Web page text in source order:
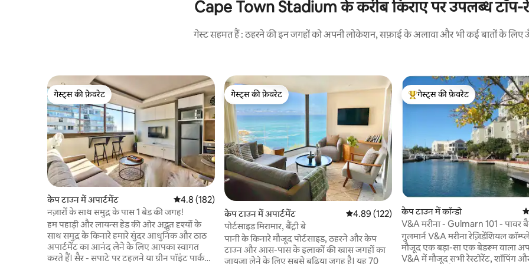
Cape Town Stadium के करीब किराए पर उपलब्ध टॉप-
गेस्ट सहमत हैं : ठहरने की इन जगहों को अपनी लोकेशन, सफ़ाई के अलावा और भी कई बातों के लिए
गेस्ट्स की फ़ेवरेट
गेस्ट्स की फ़ेवरेट
केप टाउन में अपार्टमेंट औसत रेटिंग 5 में से 4.8, 182 समीक्षाएँ
4.8 (182)
नज़ारों के साथ समुद्र के पास 1 बेड की जगह!
हम पहाड़ी और लायन्स हेड की ओर अद्भुत दृश्यों के
साथ समुद्र के किनारे हमारे सुंदर आधुनिक और ठाठ
अपार्टमेंट का आनंद लेने के लिए आपका स्वागत
करते हैं। सैर - सपाटे पर टहलने या ग्रीन पॉइंट पार्क
गेस्ट्स की फ़ेवरेट
गेस्ट्स की फ़ेवरेट
केप टाउन में अपार्टमेंट औसत रेटिंग 5 में से 4.89, 122 समीक्षाएँ
4.89 (122)
पोर्टसाइड मिरामार, बैंट्री बे
पानी के किनारे मौजूद पोर्टसाइड, ठहरने और केप
टाउन और आस-पास के इलाकों की खास जगहों का
जायज़ा लेने के लिए सबसे बढ़िया जगह है। यह 70
गेस्ट्स का टॉप फ़ेवरेट
गेस्ट्स की फ़ेवरेट
केप टाउन में कॉन्डो
V&A मरीना - Gulmarn 101 -
साथ
गुलमार्न V&A मरीना रेज़िडेंशियल
मौजूद एक बड़ा-सा एक बेडरूम वाला
V&A में मौजूद सभी रेस्टोरेंट, शॉपिंग